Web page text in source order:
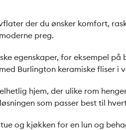
der du ønsker komfort,
preg.
egenskaper, for eksempel
Burlington keramiske fliser
hjem, der ulike rom
som passer best til
og kjøkken for en lun og